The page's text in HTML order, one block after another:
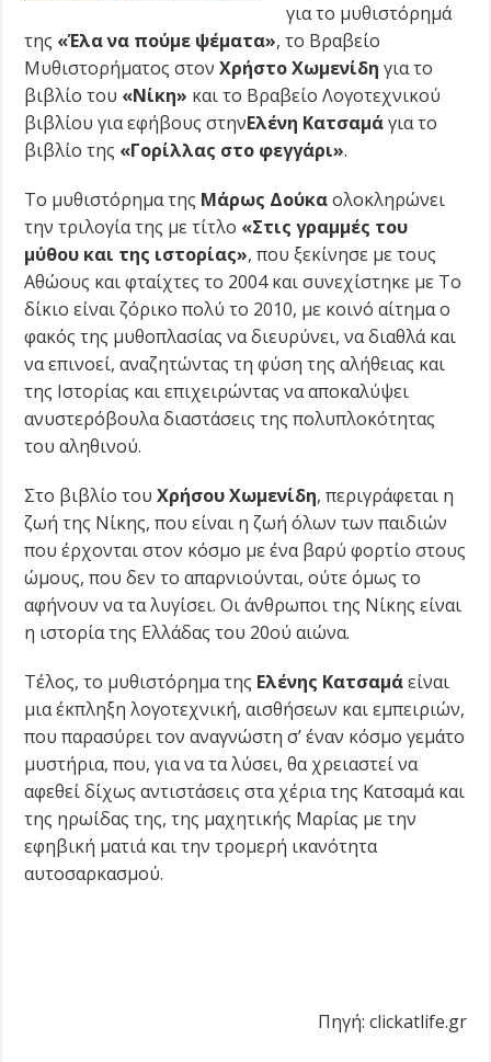
για το μυθιστόρημά
της «Έλα να πούμε ψέματα», το Βραβείο
Μυθιστορήματος στονΧρήστο Χωμενίδη για το
βιβλίο του «Νίκη» και το Βραβείο Λογοτεχνικού
βιβλίου για εφήβους στηνΕλένη Κατσαμάγια το
βιβλίο της «Γορίλλας στο φεγγάρι».
Το μυθιστόρημα της Μάρως Δούκαολοκληρώνει
την τριλογία της με τίτλο «Στις γραμμές του
μύθου και της ιστορίας», που ξεκίνησε με τους
Αθώους και φταίχτες το 2004 και συνεχίστηκε με Το
δίκιο είναι ζόρικο πολύ το 2010, με κοινό αίτημα ο
φακός της μυθοπλασίας να διευρύνει, να διαθλά και
να επινοεί, αναζητώντας τη φύση της αλήθειας και
της Ιστορίας και επιχειρώντας να αποκαλύψει
ανυστερόβουλα διαστάσεις της πολυπλοκότητας
του αληθινού.
Στο βιβλίο τουΧρήσουΧωμενίδη, περιγράφεται η
ζωή της Νίκης, που είναι η ζωή όλων των παιδιών
που έρχονται στον κόσμο µε ένα βαρύ φορτίο στους
ώμους, που δεν το απαρνιούνται, ούτε όμως το
αφήνουν να τα λυγίσει. Οι άνθρωποι της Νίκης είναι
η ιστορία της Ελλάδας του 20ού αιώνα.
Τέλος, το μυθιστόρημα της Ελένης Κατσαμάείναι
μια έκπληξη λογοτεχνική, αισθήσεων και εμπειριών,
που παρασύρει τον αναγνώστη σ’ έναν κόσμο γεμάτο
μυστήρια, που, για να τα λύσει, θα χρειαστεί να
αφεθεί δίχως αντιστάσεις στα χέρια της Κατσαμά και
της ηρωίδας της, της μαχητικής Μαρίας με την
εφηβική ματιά και την τρομερή ικανότητα
αυτοσαρκασμού.
Πηγή: clickatlife.gr